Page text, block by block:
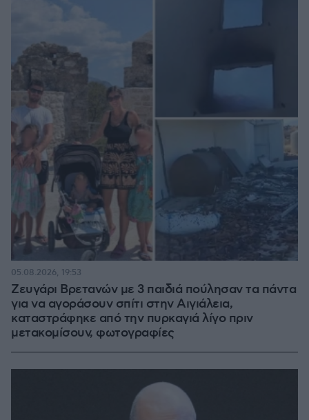
Ζευγάρι Βρετανών με 3 παιδιά πούλησαν τα πάντα
για να αγοράσουν σπίτι στην Αιγιάλεια,
καταστράφηκε από την πυρκαγιά λίγο πριν
μετακομίσουν, φωτογραφίες
05.08.2026, 19:53